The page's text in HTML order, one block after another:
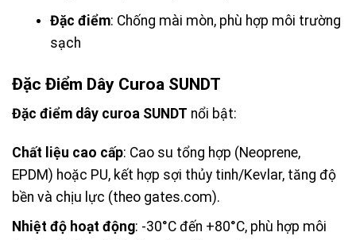
Đặc điểm: Chống mài mòn, phù hợp môi trường
sạch
Đặc Điểm Dây Curoa SUNDT
Đặc điểm dây curoa SUNDT nổi bật:
Chất liệu cao cấp: Cao su tổng hợp (Neoprene,
EPDM) hoặc PU, kết hợp sợi thủy tinh/Kevlar, tăng độ
bền và chịu lực (theo gates.com).
Nhiệt độ hoạt động: -30°C đến +80°C, phù hợp môi